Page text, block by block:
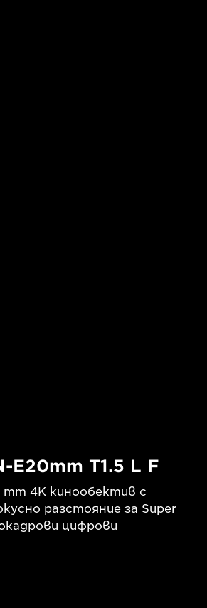
E20mm T1.5 L F
mm 4K кинообектив с
разстояние за Super
цифрови